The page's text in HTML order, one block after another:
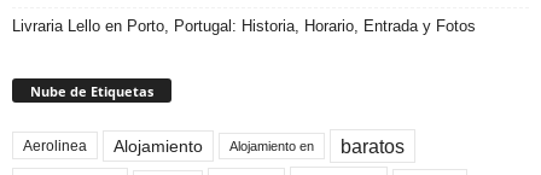
Livraria Lello en Porto, Portugal: Historia, Horario, Entrada y Fotos
Nube de Etiquetas
Aerolinea Alojamiento Alojamiento en baratos